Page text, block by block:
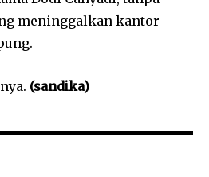
meninggalkan kantor
(sandika)